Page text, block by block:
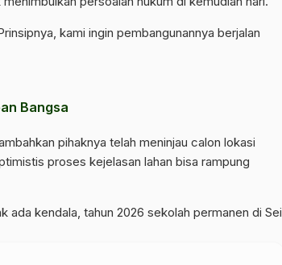
kami ingin pembangunannya berjalan
Bangsa
pihaknya telah meninjau calon lokasi
proses kejelasan lahan bisa rampung
ada kendala, tahun 2026 sekolah permanen di Sei